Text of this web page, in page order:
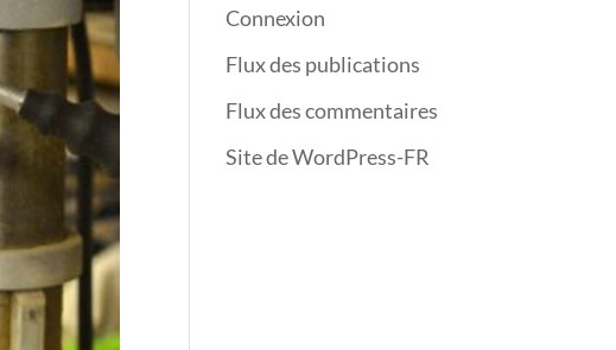
Connexion
Flux des publications
Flux des commentaires
Site de WordPress-FR